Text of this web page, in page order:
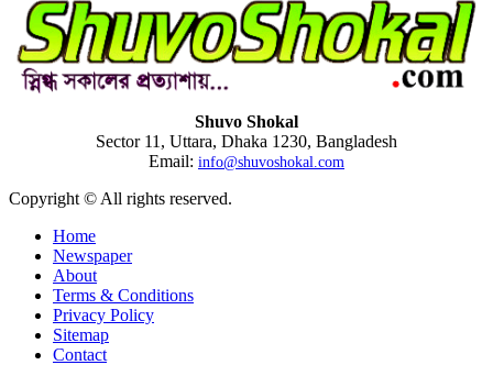
Shuvo Shokal
Sector 11, Uttara, Dhaka 1230, Bangladesh
Email: info@shuvoshokal.com
Copyright © All rights reserved.
Home
Newspaper
About
Terms & Conditions
Privacy Policy
Sitemap
Contact